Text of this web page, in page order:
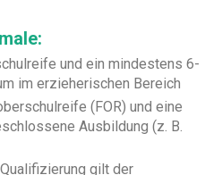
und ein mindestens 6-
im erzieherischen Bereich
(FOR) und eine
Ausbildung (z. B.
gilt der